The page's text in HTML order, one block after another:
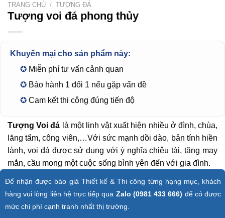
TRANG CHỦ / TƯỢNG ĐÁ
Tượng voi đá phong thủy
Khuyến mại cho sản phẩm này:
✪ Miễn phí tư vấn cảnh quan
✪ Bảo hành 1 đổi 1 nếu gặp vấn đề
✪ Cam kết thi công đúng tiến độ
Tượng Voi đá là một linh vật xuất hiện nhiều ở đình, chùa,
lăng tẩm, công viên,…Với sức mạnh dồi dào, bản tính hiền
lành, voi đá được sử dụng với ý nghĩa chiêu tài, tăng may
mắn, cầu mong một cuộc sống bình yên đến với gia đình.
Để nhận được báo giá Thiết kế & Thi công từng hạng mục, khách
hàng vui lòng liên hệ trực tiếp qua Zalo (0981 433 666) để có được
mức chi phí cạnh tranh nhất thị trường.